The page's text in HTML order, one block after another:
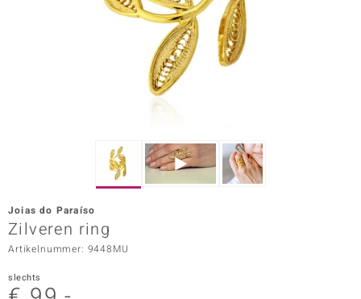
Vogue
in Italy
Joias do Paraíso
Zilveren ring
Artikelnummer: 9448MU
slechts